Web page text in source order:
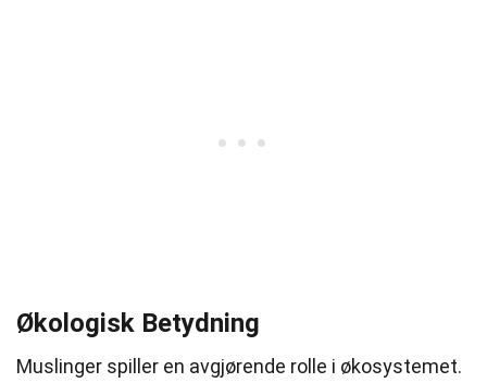
Økologisk Betydning
Muslinger spiller en avgjørende rolle i økosystemet.